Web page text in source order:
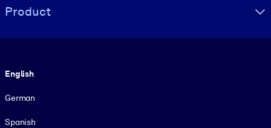
Product
English
German
Spanish